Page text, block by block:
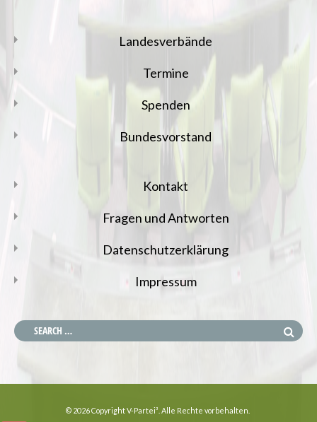
Landesverbände
Termine
Spenden
Bundesvorstand
Kontakt
Fragen und Antworten
Datenschutzerklärung
Impressum
© 2026 Copyright V-Partei³. Alle Rechte vorbehalten.